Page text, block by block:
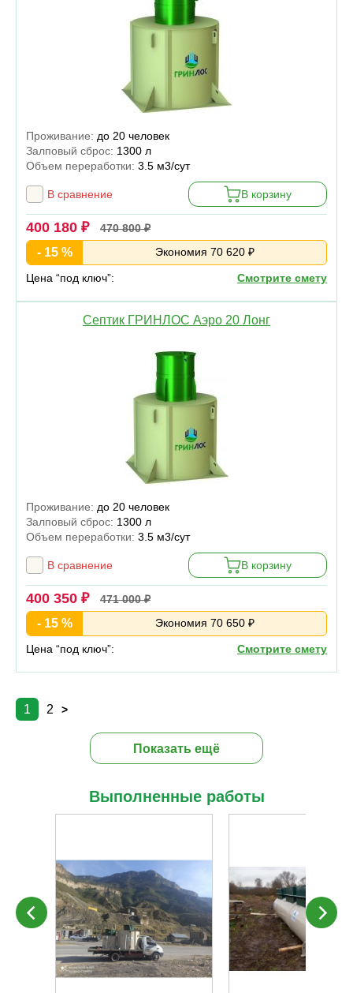
Проживание: до 20 человек
Залповый сброс: 1300 л
Объем переработки: 3.5 м3/сут
В сравнение В корзину
400 180 ₽ 470 800 ₽
- 15 % Экономия 70 620 ₽
Цена “под ключ”: Смотрите смету
Септик ГРИНЛОС Аэро 20 Лонг
Проживание: до 20 человек
Залповый сброс: 1300 л
Объем переработки: 3.5 м3/сут
В сравнение В корзину
400 350 ₽ 471 000 ₽
- 15 % Экономия 70 650 ₽
Цена “под ключ”: Смотрите смету
1 2 >
Показать ещё
Выполненные работы